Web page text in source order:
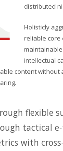
distributed
Holisticly
reliable core
intellectual
content
flexible
tactical
with